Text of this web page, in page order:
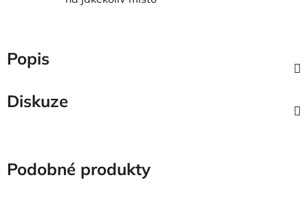
Popis
Diskuze
Podobné produkty